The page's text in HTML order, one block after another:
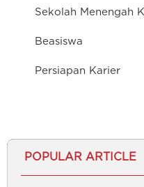
Sekolah Menengah
Beasiswa
Persiapan Karier
POPULAR ARTICLE